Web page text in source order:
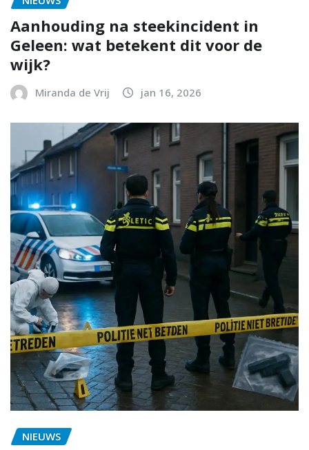
Aanhouding na steekincident in
Geleen: wat betekent dit voor de
wijk?
Miranda de Vrij jan 16, 2026
NIEUWS